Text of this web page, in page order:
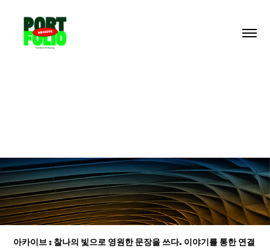
아카이브 : 찰나의 빛으로 영원한 문장을 쓰다. 이야기를 통한 연결